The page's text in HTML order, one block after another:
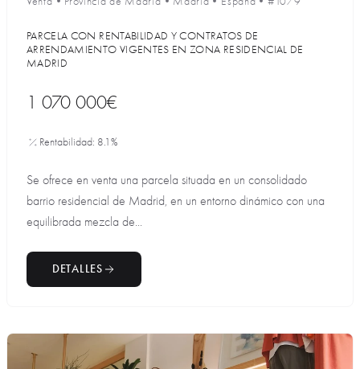
PARCELA CON RENTABILIDAD Y CONTRATOS DE
ARRENDAMIENTO VIGENTES EN ZONA RESIDENCIAL DE
MADRID
1 070 000€
Rentabilidad: 8.1%
Se ofrece en venta una parcela situada en un consolidado
barrio residencial de Madrid, en un entorno dinámico con una
equilibrada mezcla de...
DETALLES